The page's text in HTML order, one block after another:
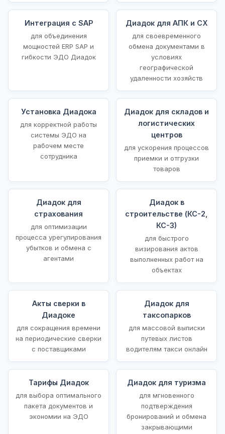
Интеграция с SAP
для объединения
мощностей ERP SAP и
гибкости ЭДО Диадок
Диадок для АПК и СХ
для своевременного
обмена документами в
условиях
географической
удаленности хозяйств
Установка Диадока
для корректной работы
системы ЭДО на
рабочем месте
сотрудника
Диадок для складов и
логистических
центров
для ускорения процессов
приемки и отгрузки
товаров
Диадок для
страхования
для оптимизации
процесса урегулирования
убытков и обмена с
агентами
Диадок в
строительстве (КС-2,
КС-3)
для быстрого
визирования актов
выполненных работ на
объектах
Акты сверки в
Диадоке
для сокращения времени
на периодические сверки
с поставщиками
Диадок для
таксопарков
для массовой выписки
путевых листов
водителям такси онлайн
Тарифы Диадок
для выбора оптимального
пакета документов и
экономии на ЭДО
Диадок для туризма
для мгновенного
подтверждения
бронирований и обмена
закрывающими